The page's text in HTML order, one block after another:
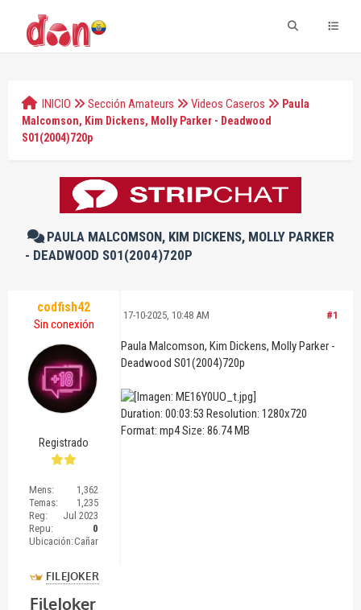
INICIO Sección Amateurs Videos Caseros
Paula
Malcomson, Kim Dickens, Molly Parker - Deadwood
S01(2004)720p
PAULA MALCOMSON, KIM DICKENS, MOLLY PARKER
- DEADWOOD S01(2004)720P
codfish42
Sin conexión
Registrado
Mens:
1,362
Temas:
1,235
Reg:
Jul 2023
Repu:
0
Ubicación:Cañar
#1
17-10-2025, 10:48 AM
Paula Malcomson, Kim Dickens, Molly Parker -
Deadwood S01(2004)720p
Duration: 00:03:53 Resolution: 1280x720
Format: mp4 Size: 86.74 MB